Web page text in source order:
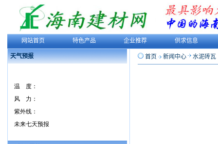
网站首页 特色产品 企业推荐 供求信息
天气预报 首页 新闻中心 水泥砖瓦